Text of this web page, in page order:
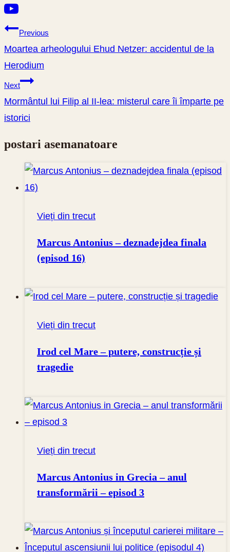
Navigare
în
articole
Previous
Moartea arheologului Ehud Netzer: accidentul de la
Herodium
Next
Mormântul lui Filip al II-lea: misterul care îi împarte pe
istorici
postari asemanatoare
Vieți din trecut
Marcus Antonius – deznadejdea finala
(episod 16)
Vieți din trecut
Irod cel Mare – putere, construcție și
tragedie
Vieți din trecut
Marcus Antonius in Grecia – anul
transformării – episod 3